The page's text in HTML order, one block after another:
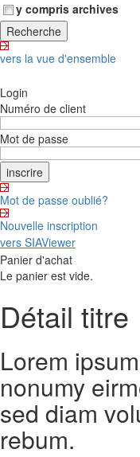
y compris archives
vers la vue d'ensemble
Login
Numéro de client
Mot de passe
Mot de passe oublié?
Nouvelle inscription
vers SIAViewer
Panier d'achat
Le panier est vide.
Détail titre
Lorem
nonumy
sed diam
rebum.